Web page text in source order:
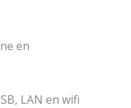
en
LAN en wifi